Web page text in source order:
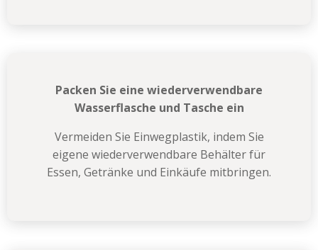
Packen Sie eine wiederverwendbare
Wasserflasche und Tasche ein
Vermeiden Sie Einwegplastik, indem Sie
eigene wiederverwendbare Behälter für
Essen, Getränke und Einkäufe mitbringen.